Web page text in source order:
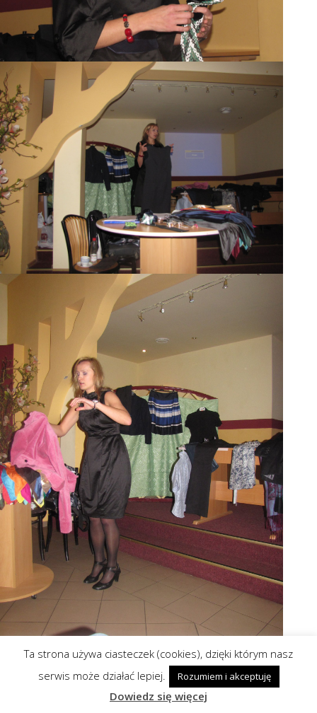
Ta strona używa ciasteczek (cookies), dzięki którym nasz
serwis może działać lepiej.
Rozumiem i akceptuję
Dowiedz się więcej